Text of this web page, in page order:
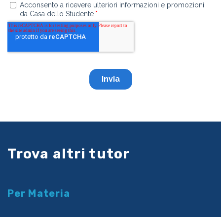
Trova altri tutor
Per Materia